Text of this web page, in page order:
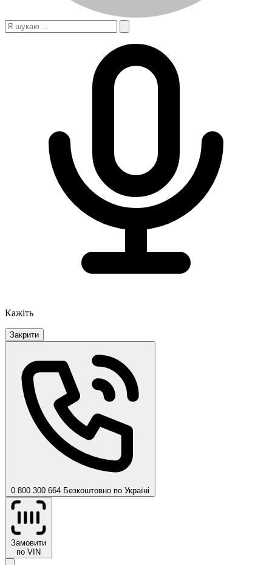
Кажіть
Закрити
0 800 300 664 Безкоштовно по Україні
Замовити
по VIN